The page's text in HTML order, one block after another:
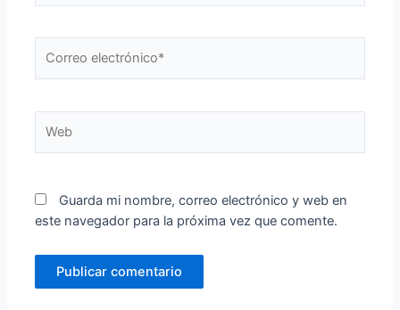
electrónico*
Guarda mi nombre, correo electrónico y web en
este navegador para la próxima vez que comente.